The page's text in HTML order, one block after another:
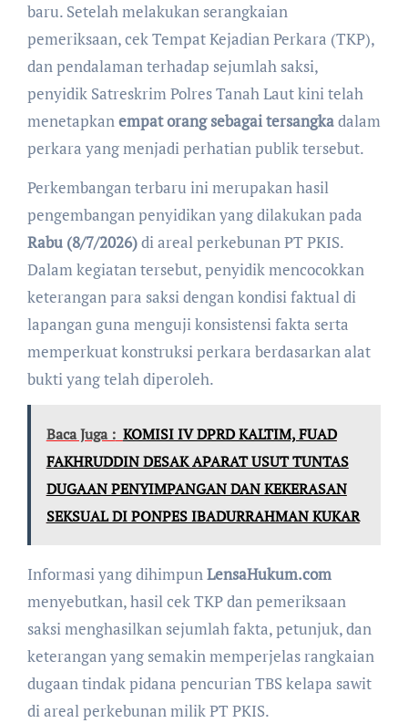
baru. Setelah melakukan serangkaian
pemeriksaan, cek Tempat Kejadian Perkara (TKP),
dan pendalaman terhadap sejumlah saksi,
penyidik Satreskrim Polres Tanah Laut kini telah
menetapkanempat orang sebagai tersangkadalam
perkara yang menjadi perhatian publik tersebut.
Perkembangan terbaru ini merupakan hasil
pengembangan penyidikan yang dilakukan pada
Rabu (8/7/2026)di areal perkebunan PT PKIS.
Dalam kegiatan tersebut, penyidik mencocokkan
keterangan para saksi dengan kondisi faktual di
lapangan guna menguji konsistensi fakta serta
memperkuat konstruksi perkara berdasarkan alat
bukti yang telah diperoleh.
Baca Juga : KOMISI IV DPRD KALTIM, FUAD
FAKHRUDDIN DESAK APARAT USUT TUNTAS
DUGAAN PENYIMPANGAN DAN KEKERASAN
SEKSUAL DI PONPES IBADURRAHMAN KUKAR
Informasi yang dihimpunLensaHukum.com
menyebutkan, hasil cek TKP dan pemeriksaan
saksi menghasilkan sejumlah fakta, petunjuk, dan
keterangan yang semakin memperjelas rangkaian
dugaan tindak pidana pencurian TBS kelapa sawit
di areal perkebunan milik PT PKIS.